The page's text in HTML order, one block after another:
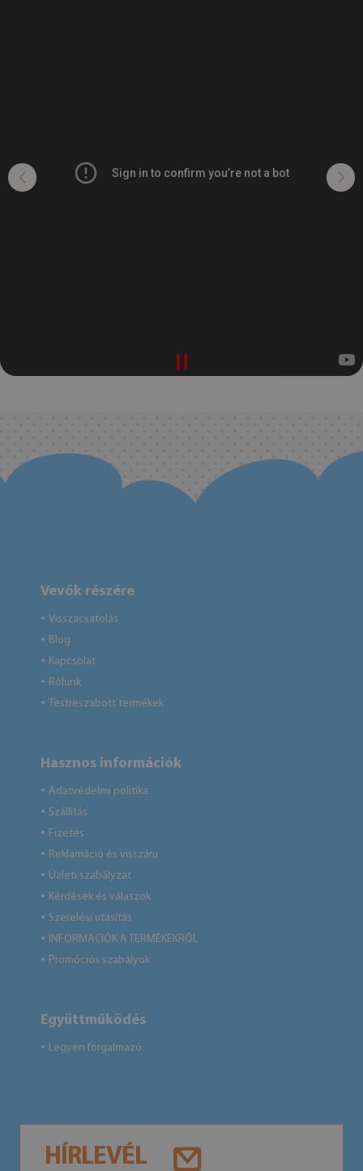
Vevők részére
● Visszacsatolás
● Blog
● Kapcsolat
● Rólunk
● Testreszabott termékek
Hasznos információk
● Adatvédelmi politika
● Szállítás
● Fizetés
● Reklamáció és visszáru
● Üzleti szabályzat
● Kérdések és válaszok
● Szerelési utasítás
● INFORMÁCIÓK A TERMÉKEKRŐL
● Promóciós szabályok
Együttműködés
● Legyen forgalmazó
HÍRLEVÉL